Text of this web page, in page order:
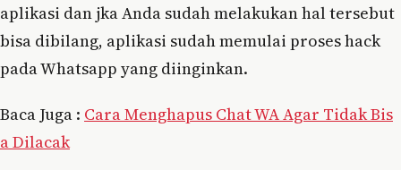
aplikasi dan jka Anda sudah melakukan hal tersebut
bisa dibilang, aplikasi sudah memulai proses hack
pada Whatsapp yang diinginkan.
Baca Juga : Cara Menghapus Chat WA Agar Tidak Bis
a Dilacak